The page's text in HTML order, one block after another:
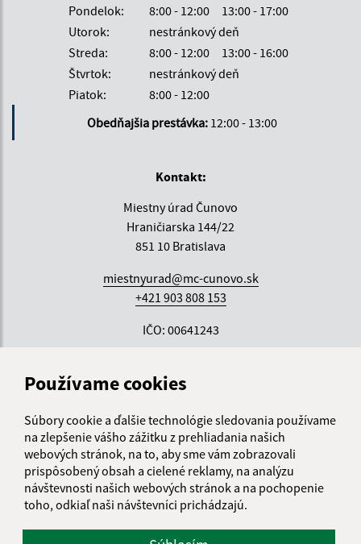
Používame cookies
Súbory cookie a ďalšie technológie sledovania používame
na zlepšenie vášho zážitku z prehliadania našich
webových stránok, na to, aby sme vám zobrazovali
prispôsobený obsah a cielené reklamy, na analýzu
návštevnosti našich webových stránok a na pochopenie
toho, odkiaľ naši návštevníci prichádzajú.
Pondelok:
8:00 - 12:00
13:00 - 17:00
Utorok:
nestránkový deň
Streda:
8:00 - 12:00
13:00 - 16:00
Štvrtok:
nestránkový deň
Piatok:
8:00 - 12:00
Obedňajšia prestávka: 12:00 - 13:00
Kontakt:
Miestny úrad Čunovo
Hraničiarska 144/22
851 10 Bratislava
miestnyurad@mc-cunovo.sk
+421 903 808 153
IČO: 00641243